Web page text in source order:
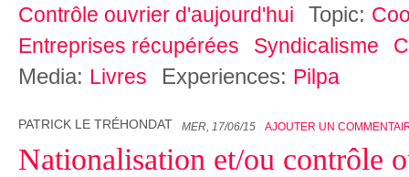
Contrôle ouvrier d'aujourd'hui
Topic:
Entreprises récupérées
Syndicalisme
Media: Livres Experiences: Pilpa
PATRICK LE TRÉHONDAT MER, 17/06/15 AJOUTER UN
Nationalisation et/ou contrôle